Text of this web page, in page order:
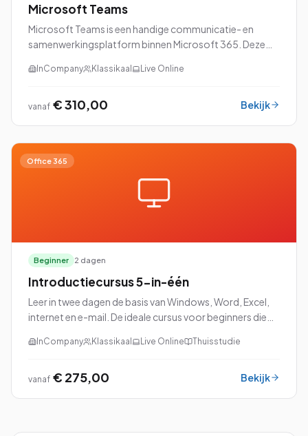
Microsoft Teams
Microsoft Teams is een handige communicatie- en
samenwerkingsplatform binnen Microsoft 365. Deze
worden gebruikt.
InCompany Klassikaal Live Online
vanaf € 310,00 Bekijk
Office 365
Beginner 2 dagen
Introductiecursus 5-in-één
Leer in twee dagen de basis van Windows, Word, Excel,
internet en e-mail. De ideale cursus voor beginners die
InCompany Klassikaal Live Online Thuisstudie
vanaf € 275,00 Bekijk